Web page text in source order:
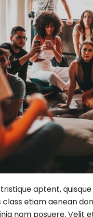
aptent,
etiam aenean
nam posuere. Velit